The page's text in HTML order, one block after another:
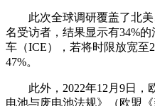
此次全球调研覆盖了北
名受访者，结果显示有34%
车（ICE），若将时限放宽至
47%。
此外，2022年12月9日
电池与废电池法规》（欧盟